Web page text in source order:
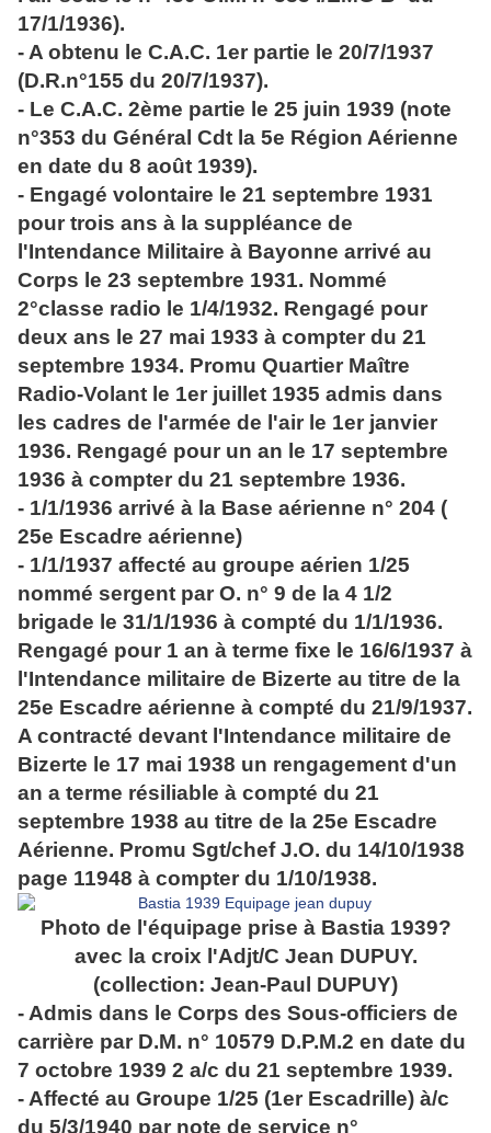
17/1/1936).
- A obtenu le C.A.C. 1er partie le 20/7/1937
(D.R.n°155 du 20/7/1937).
- Le C.A.C. 2ème partie le 25 juin 1939 (note
n°353 du Général Cdt la 5e Région Aérienne
en date du 8 août 1939).
- Engagé volontaire le 21 septembre 1931
pour trois ans à la suppléance de
l'Intendance Militaire à Bayonne arrivé au
Corps le 23 septembre 1931. Nommé
2°classe radio le 1/4/1932. Rengagé pour
deux ans le 27 mai 1933 à compter du 21
septembre 1934. Promu Quartier Maître
Radio-Volant le 1er juillet 1935 admis dans
les cadres de l'armée de l'air le 1er janvier
1936. Rengagé pour un an le 17 septembre
1936 à compter du 21 septembre 1936.
- 1/1/1936 arrivé à la Base aérienne n° 204 (
25e Escadre aérienne)
- 1/1/1937 affecté au groupe aérien 1/25
nommé sergent par O. n° 9 de la 4 1/2
brigade le 31/1/1936 à compté du 1/1/1936.
Rengagé pour 1 an à terme fixe le 16/6/1937 à
l'Intendance militaire de Bizerte au titre de la
25e Escadre aérienne à compté du 21/9/1937.
A contracté devant l'Intendance militaire de
Bizerte le 17 mai 1938 un rengagement d'un
an a terme résiliable à compté du 21
septembre 1938 au titre de la 25e Escadre
Aérienne. Promu Sgt/chef J.O. du 14/10/1938
page 11948 à compter du 1/10/1938.
Photo de l'équipage prise à Bastia 1939?
avec la croix l'Adjt/C Jean DUPUY.
(collection: Jean-Paul DUPUY)
- Admis dans le Corps des Sous-officiers de
carrière par D.M. n° 10579 D.P.M.2 en date du
7 octobre 1939 2 a/c du 21 septembre 1939.
- Affecté au Groupe 1/25 (1er Escadrille) à/c
du 5/3/1940 par note de service n°